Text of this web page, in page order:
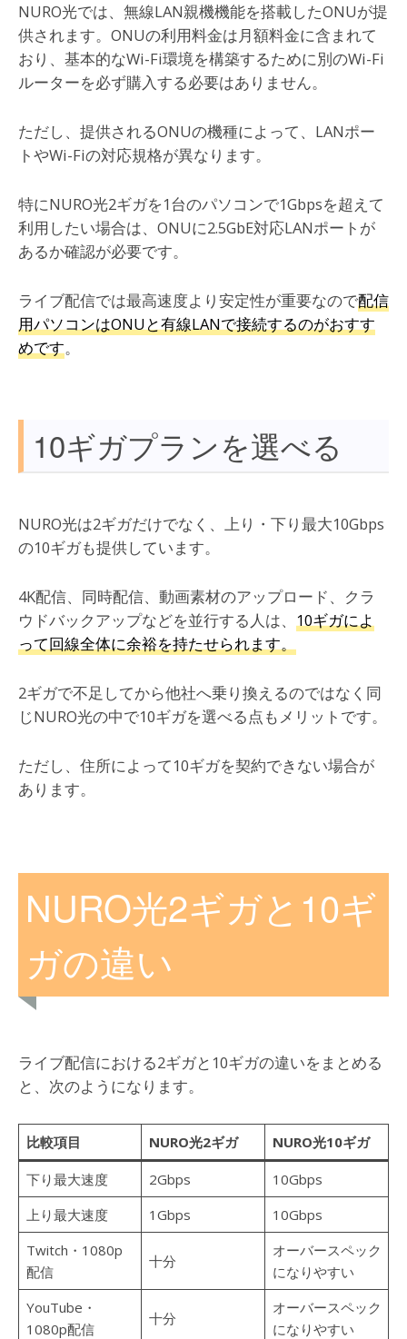
NURO光では、無線LAN親機機能を搭載したONUが提
供されます。ONUの利用料金は月額料金に含まれて
おり、基本的なWi-Fi環境を構築するために別のWi-Fi
ルーターを必ず購入する必要はありません。
ただし、提供されるONUの機種によって、LANポー
トやWi-Fiの対応規格が異なります。
特にNURO光2ギガを1台のパソコンで1Gbpsを超えて
利用したい場合は、ONUに2.5GbE対応LANポートが
あるか確認が必要です。
ライブ配信では最高速度より安定性が重要なので配信
用パソコンはONUと有線LANで接続するのがおすす
めです。
10ギガプランを選べる
NURO光は2ギガだけでなく、上り・下り最大10Gbps
の10ギガも提供しています。
4K配信、同時配信、動画素材のアップロード、クラ
ウドバックアップなどを並行する人は、 10ギガによ
って回線全体に余裕を持たせられます。
2ギガで不足してから他社へ乗り換えるのではなく同
じNURO光の中で10ギガを選べる点もメリットです。
ただし、住所によって10ギガを契約できない場合が
あります。
NURO光2ギガと10ギ
ガの違い
ライブ配信における2ギガと10ギガの違いをまとめる
と、次のようになります。
比較項目 NURO光2ギガ NURO光10ギガ
下り最大速度 2Gbps
10Gbps
上り最大速度
1Gbps
10Gbps
Twitch・1080p
配信
十分
オーバースペック
になりやすい
YouTube・
1080p配信
十分
オーバースペック
になりやすい